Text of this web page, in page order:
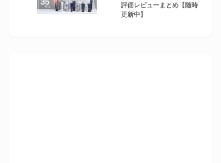
評価レビューまとめ【随時
更新中】